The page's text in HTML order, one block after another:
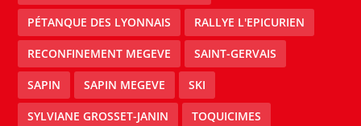
PÉTANQUE DES LYONNAIS RALLYE L'EPICURIEN
RECONFINEMENT MEGEVE SAINT-GERVAIS
SAPIN SAPIN MEGEVE SKI
SYLVIANE GROSSET-JANIN TOQUICIMES